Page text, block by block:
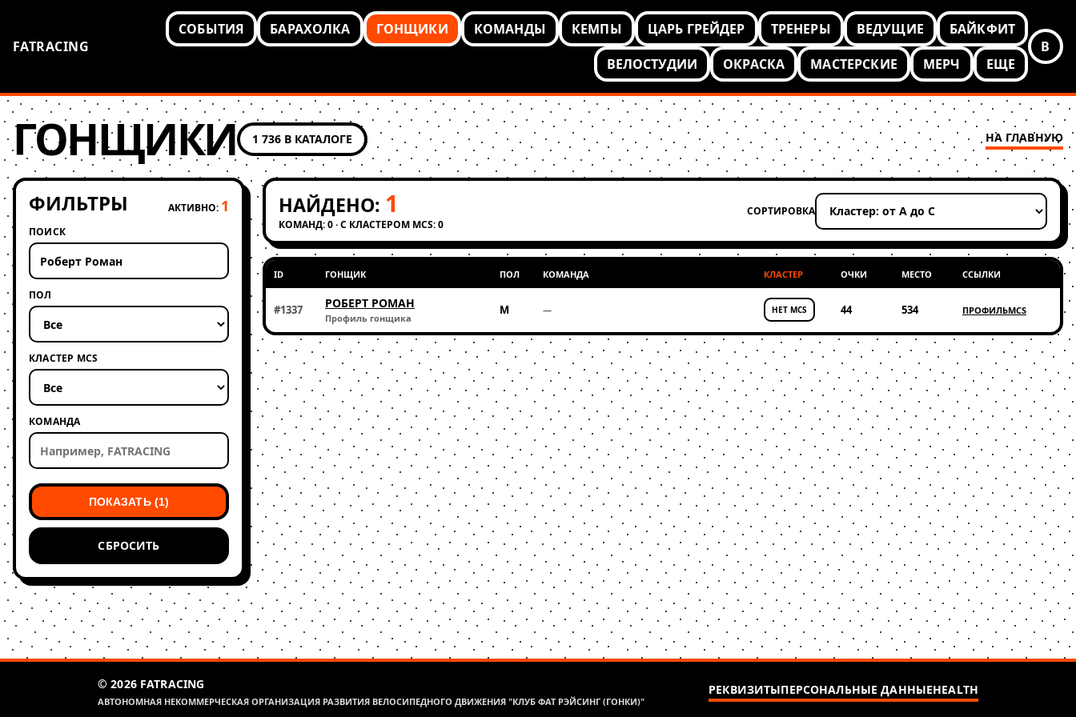
FATRACING
СОБЫТИЯ БАРАХОЛКА ГОНЩИКИ КОМАНДЫ КЕМПЫ ЦАРЬ ГРЕЙДЕР ТРЕНЕРЫ ВЕДУЩИЕ
БАЙКФИТ
ВЕЛОСТУДИИ
ОКРАСКА МАСТЕРСКИЕ МЕРЧ ЕЩЕ
В
ГОНЩИКИ 1 736 В КАТАЛОГЕ НА ГЛАВНУЮ
ФИЛЬТРЫ АКТИВНО: 1
ПОИСК
ПОЛ
КЛАСТЕР MCS
КОМАНДА
ПОКАЗАТЬ (1)
СБРОСИТЬ
НАЙДЕНО: 1
КОМАНД: 0 · С КЛАСТЕРОМ MCS: 0
СОРТИРОВКА
Применить сортировку
ID ГОНЩИК ПОЛ КОМАНДА КЛАСТЕР ОЧКИ МЕСТО ССЫЛКИ
#1337 РОБЕРТ РОМАН
Профиль гонщика
М — НЕТ MCS 44 534 ПРОФИЛЬMCS
© 2026 FATRACING
АВТОНОМНАЯ НЕКОММЕРЧЕСКАЯ ОРГАНИЗАЦИЯ РАЗВИТИЯ ВЕЛОСИПЕДНОГО ДВИЖЕНИЯ "КЛУБ ФАТ РЭЙСИНГ (ГОНКИ)"
РЕКВИЗИТЫПЕРСОНАЛЬНЫЕ ДАННЫЕHEALTH